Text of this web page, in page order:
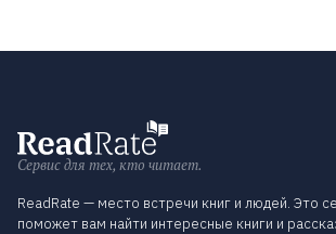
Сервис для тех, кто читает.
ReadRate — место встречи книг и людей. Это
поможет вам найти интересные книги и